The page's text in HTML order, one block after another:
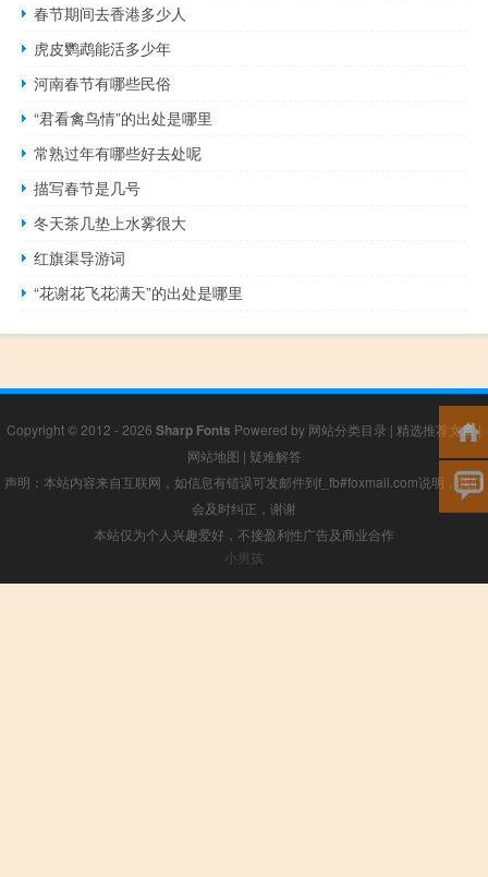
春节期间去香港多少人
虎皮鹦鹉能活多少年
河南春节有哪些民俗
“君看禽鸟情”的出处是哪里
常熟过年有哪些好去处呢
描写春节是几号
冬天茶几垫上水雾很大
红旗渠导游词
“花谢花飞花满天”的出处是哪里
Copyright © 2012 - 2026 Sharp Fonts Powered by 网站分类目录 | 精选推荐文章|
网站地图 | 疑难解答
声明：本站内容来自互联网，如信息有错误可发邮件到f_fb#foxmail.com说明，我们
会及时纠正，谢谢
本站仅为个人兴趣爱好，不接盈利性广告及商业合作
小男孩